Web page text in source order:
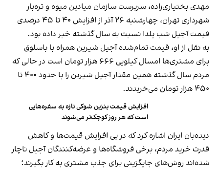
مهدی بختیاری‌زاده، سرپرست سازمان میادین میوه و تره‌بار
شهرداری تهران، چهارشنبه ۲۶ آذر از افزایش ۴۰ تا ۴۵ درصدی
قیمت آجیل شب یلدا نسبت به سال گذشته خبر داده بود.
به نقل از او، قیمت تمام‌شده آجیل شیرین همراه با باسلوق
برای مشتری‌ها امسال کیلویی ۶۶۶ هزار تومان است در حالی که
مردم سال گذشته همین مقدار آجیل شیرین را با حدود ۴۰۰ تا
۴۵۰ هزار تومان می‌خریدند.
افزایش قیمت بنزین شوکی تازه به سفره‌هایی
است که هر روز کوچک‌تر می‌شوند
دیده‌بان ایران اشاره کرد که در پی افزایش قیمت‌ها و کاهش
قدرت خرید مردم، برخی فروشگاه‌ها و عرضه‌کنندگان آجیل ناچار
شده‌اند روش‌های جایگزینی برای جذب مشتری به کار بگیرند؛